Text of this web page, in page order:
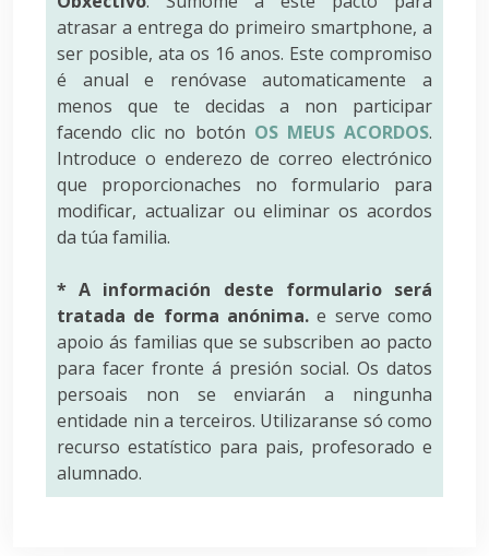
atrasar a entrega do primeiro smartphone, a
ser posible, ata os 16 anos. Este compromiso
é anual e renóvase automaticamente a
menos que te decidas a non participar
facendo clic no botón OS MEUS ACORDOS.
Introduce o enderezo de correo electrónico
que proporcionaches no formulario para
modificar, actualizar ou eliminar os acordos
da túa familia.
* A información deste formulario será
tratada de forma anónima. e serve como
apoio ás familias que se subscriben ao pacto
para facer fronte á presión social. Os datos
persoais non se enviarán a ningunha
entidade nin a terceiros. Utilizaranse só como
recurso estatístico para pais, profesorado e
alumnado.